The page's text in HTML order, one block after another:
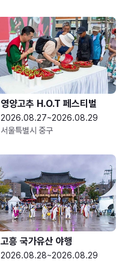
영양고추 H.O.T 페스티벌
2026.08.27~2026.08.29
서울특별시 중구
고흥 국가유산 야행
2026.08.28~2026.08.29